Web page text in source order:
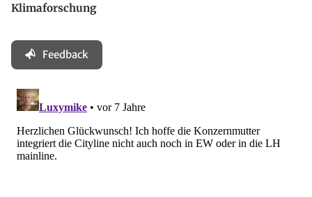
Klimaforschung
Feedback